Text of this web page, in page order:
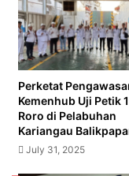
Siap
Fungsional
untuk
Libur
Nataru
Perketat
Kemenhub Uji Petik
Roro di Pelabuhan
Kariangau
July 31, 2025